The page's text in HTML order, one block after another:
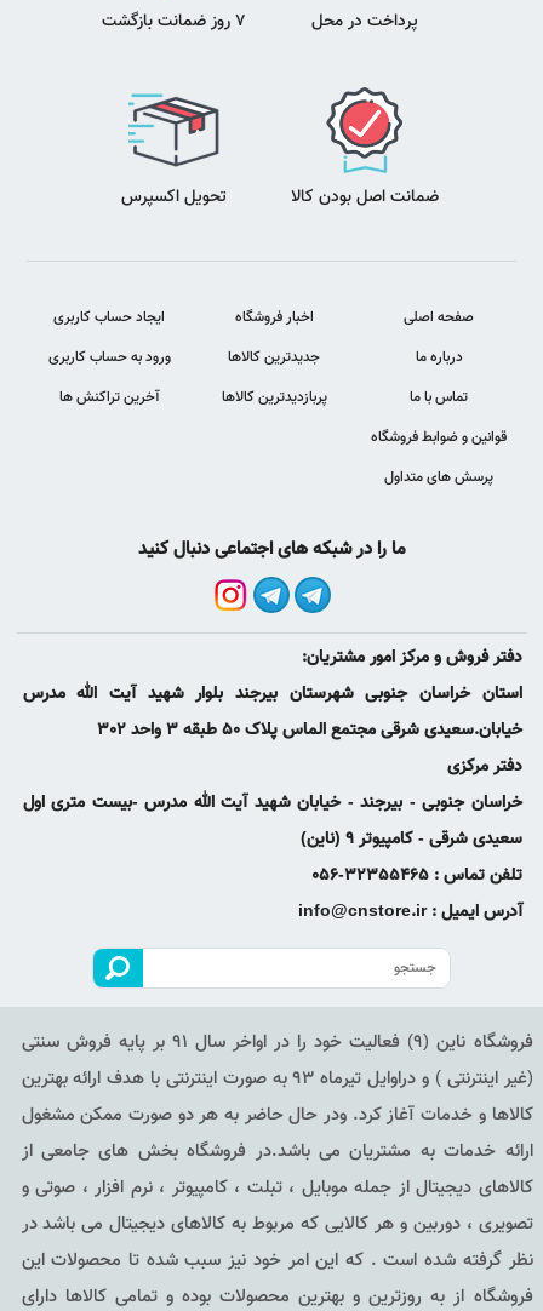
پرداخت در محل 7 روز ضمانت بازگشت
ضمانت اصل بودن کالا تحویل اکسپرس
صفحه اصلی
درباره ما
تماس با ما
قوانین و ضوابط فروشگاه
پرسش های متداول
اخبار فروشگاه
جدیدترین کالاها
پربازدیدترین کالاها
ایجاد حساب کاربری
ورود به حساب کاربری
آخرین تراکنش ها
ما را در شبکه های اجتماعی دنبال کنید
دفتر فروش و مرکز امور مشتریان:
استان خراسان جنوبی شهرستان بیرجند بلوار شهید آیت الله مدرس
خیابان.سعیدی شرقی مجتمع الماس پلاک 50 طبقه 3 واحد 302
دفتر مرکزی
خراسان جنوبی - بیرجند - خیابان شهید آیت الله مدرس -بیست متری اول
سعیدی شرقی - کامپیوتر 9 (ناین)
تلفن تماس : 32355465-056
آدرس ایمیل : info@cnstore.ir
فروشگاه ناین (9) فعالیت خود را در اواخر سال 91 بر پایه فروش سنتی
(غیر اینترنتی ) و دراوایل تیرماه 93 به صورت اینترنتی با هدف ارائه بهترین
کالاها و خدمات آغاز کرد. ودر حال حاضر به هر دو صورت ممکن مشغول
ارائه خدمات به مشتریان می باشد.در فروشگاه بخش های جامعی از
کالاهای دیجیتال از جمله موبایل ، تبلت ، کامپیوتر ، نرم افزار ، صوتی و
تصویری ، دوربین و هر کالایی که مربوط به کالاهای دیجیتال می باشد در
نظر گرفته شده است . که این امر خود نیز سبب شده تا محصولات این
فروشگاه از به روزترین و بهترین محصولات بوده و تمامی کالاها دارای